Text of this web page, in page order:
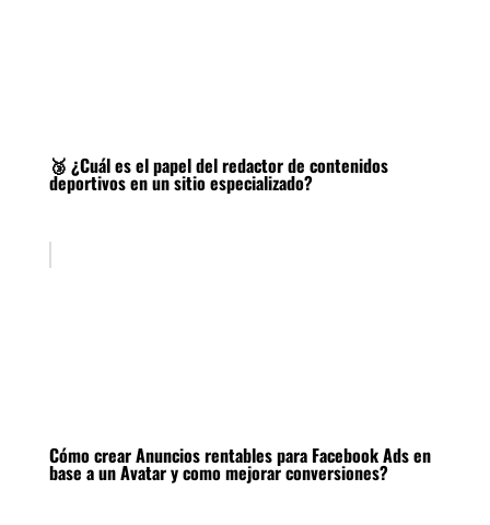
🥉 ¿Cuál es el papel del redactor de contenidos
deportivos en un sitio especializado?
Cómo crear Anuncios rentables para Facebook Ads en
base a un Avatar y como mejorar conversiones?